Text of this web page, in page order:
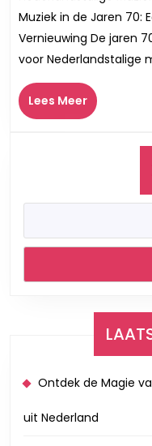
70:
Muziek in de Jaren 70:
Vernieuwing De jaren
voor Nederlandstalige
Lees MeerLees
Meer
Ontdek de Magie
uit Nederland